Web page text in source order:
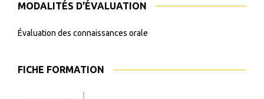
MODALITÉS D'ÉVALUATION
Évaluation des connaissances orale
FICHE FORMATION